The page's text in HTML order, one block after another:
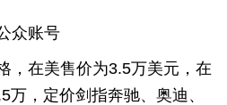
众账号
，在美售价为3.5万美元，在
，定价剑指奔驰、奥迪、